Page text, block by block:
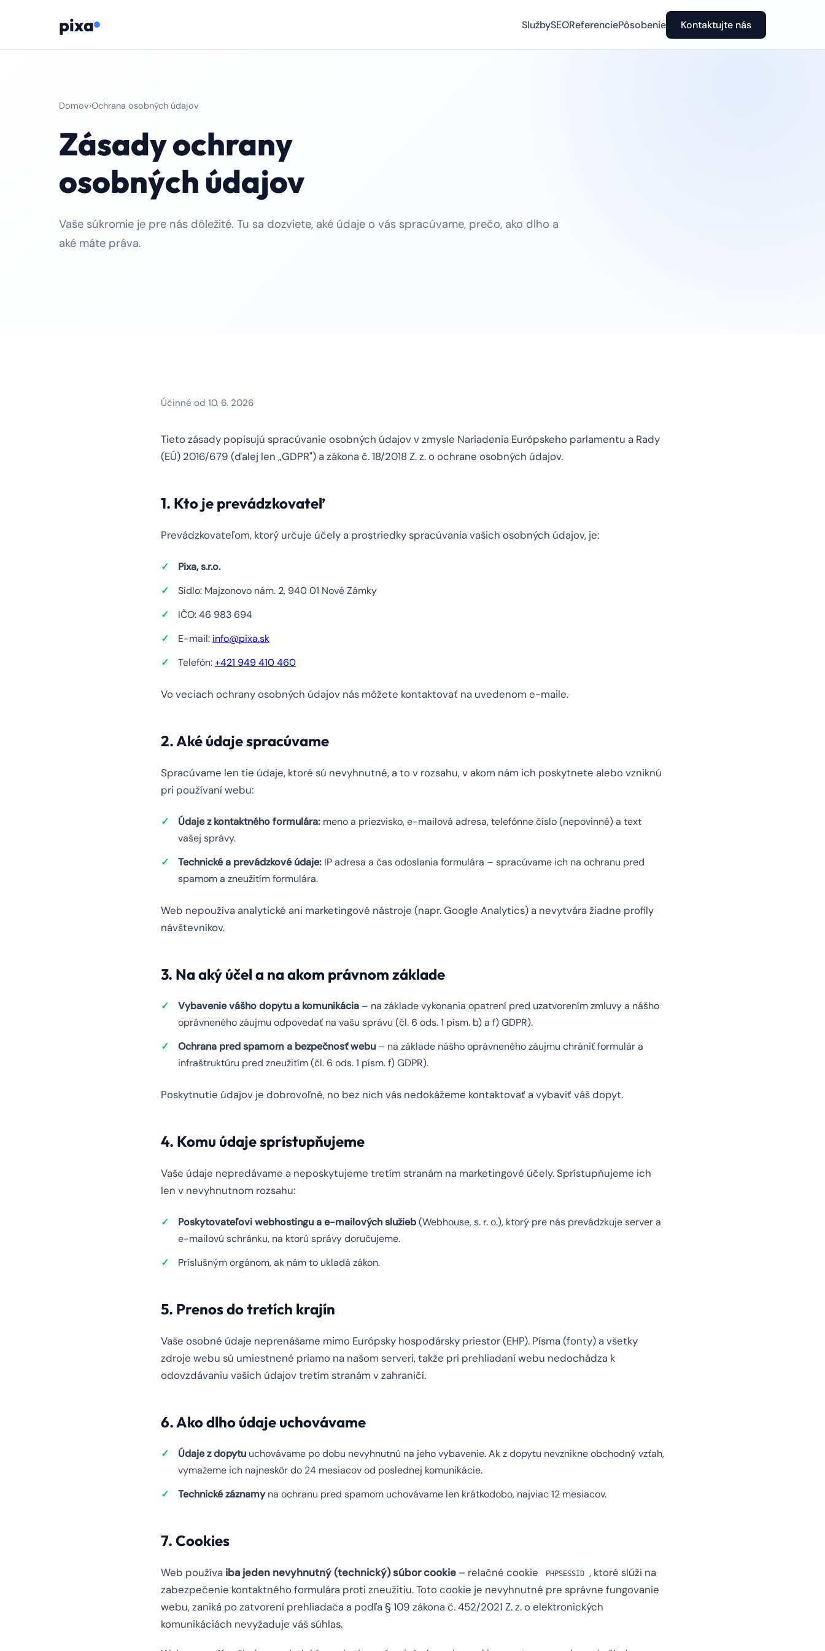
pixa SlužbySEOReferenciePôsobenie Kontaktujte nás
Domov›Ochrana osobných údajov
Zásady ochrany
osobných údajov
Vaše súkromie je pre nás dôležité. Tu sa dozviete, aké údaje o vás spracúvame, prečo, ako dlho a
aké máte práva.
Účinné od 10. 6. 2026
Tieto zásady popisujú spracúvanie osobných údajov v zmysle Nariadenia Európskeho parlamentu a Rady
(EÚ) 2016/679 (ďalej len „GDPR") a zákona č. 18/2018 Z. z. o ochrane osobných údajov.
1. Kto je prevádzkovateľ
Prevádzkovateľom, ktorý určuje účely a prostriedky spracúvania vašich osobných údajov, je:
Pixa, s.r.o.
Sídlo: Majzonovo nám. 2, 940 01 Nové Zámky
IČO: 46 983 694
E-mail: info@pixa.sk
Telefón:+421 949 410 460
Vo veciach ochrany osobných údajov nás môžete kontaktovať na uvedenom e-maile.
2. Aké údaje spracúvame
Spracúvame len tie údaje, ktoré sú nevyhnutné, a to v rozsahu, v akom nám ich poskytnete alebo vzniknú
pri používaní webu:
Údaje z kontaktného formulára: meno a priezvisko, e-mailová adresa, telefónne číslo (nepovinné) a text
vašej správy.
Technické a prevádzkové údaje: IP adresa a čas odoslania formulára – spracúvame ich na ochranu pred
spamom a zneužitím formulára.
Web nepoužíva analytické ani marketingové nástroje (napr. Google Analytics) a nevytvára žiadne profily
návštevníkov.
3. Na aký účel a na akom právnom základe
Vybavenie vášho dopytu a komunikácia – na základe vykonania opatrení pred uzatvorením zmluvy a nášho
oprávneného záujmu odpovedať na vašu správu (čl. 6 ods. 1 písm. b) a f) GDPR).
Ochrana pred spamom a bezpečnosť webu – na základe nášho oprávneného záujmu chrániť formulár a
infraštruktúru pred zneužitím (čl. 6 ods. 1 písm. f) GDPR).
Poskytnutie údajov je dobrovoľné, no bez nich vás nedokážeme kontaktovať a vybaviť váš dopyt.
4. Komu údaje sprístupňujeme
Vaše údaje nepredávame a neposkytujeme tretím stranám na marketingové účely. Sprístupňujeme ich
len v nevyhnutnom rozsahu:
Poskytovateľovi webhostingu a e-mailových služieb(Webhouse, s. r. o.), ktorý pre nás prevádzkuje server a
e-mailovú schránku, na ktorú správy doručujeme.
Príslušným orgánom, ak nám to ukladá zákon.
5. Prenos do tretích krajín
Vaše osobné údaje neprenášame mimo Európsky hospodársky priestor (EHP). Písma (fonty) a všetky
zdroje webu sú umiestnené priamo na našom serveri, takže pri prehliadaní webu nedochádza k
odovzdávaniu vašich údajov tretím stranám v zahraničí.
6. Ako dlho údaje uchovávame
Údaje z dopytu uchovávame po dobu nevyhnutnú na jeho vybavenie. Ak z dopytu nevznikne obchodný vzťah,
vymažeme ich najneskôr do 24 mesiacov od poslednej komunikácie.
Technické záznamyna ochranu pred spamom uchovávame len krátkodobo, najviac 12 mesiacov.
7. Cookies
Web používa iba jeden nevyhnutný (technický) súbor cookie – relačné cookie PHPSESSID , ktoré slúži na
zabezpečenie kontaktného formulára proti zneužitiu. Toto cookie je nevyhnutné pre správne fungovanie
webu, zaniká po zatvorení prehliadača a podľa § 109 zákona č. 452/2021 Z. z. o elektronických
komunikáciách nevyžaduje váš súhlas.